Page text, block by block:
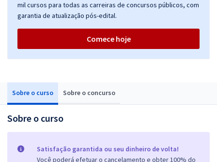
Sobre o curso Sobre o concurso
Sobre o curso
Satisfação garantida ou seu dinheiro de volta!
Você poderá efetuar o cancelamento e obter 100% do
mil cursos para todas as carreiras de concursos públicos, com
garantia de atualização pós-edital.
Comece hoje